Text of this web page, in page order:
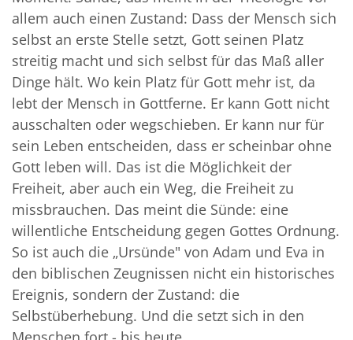
allem auch einen Zustand: Dass der Mensch sich
selbst an erste Stelle setzt, Gott seinen Platz
streitig macht und sich selbst für das Maß aller
Dinge hält. Wo kein Platz für Gott mehr ist, da
lebt der Mensch in Gottferne. Er kann Gott nicht
ausschalten oder wegschieben. Er kann nur für
sein Leben entscheiden, dass er scheinbar ohne
Gott leben will. Das ist die Möglichkeit der
Freiheit, aber auch ein Weg, die Freiheit zu
missbrauchen. Das meint die Sünde: eine
willentliche Entscheidung gegen Gottes Ordnung.
So ist auch die „Ursünde" von Adam und Eva in
den biblischen Zeugnissen nicht ein historisches
Ereignis, sondern der Zustand: die
Selbstüberhebung. Und die setzt sich in den